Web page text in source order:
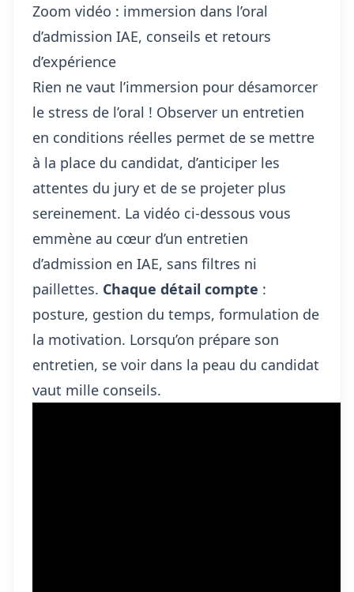
Zoom vidéo : immersion dans l’oral
d’admission IAE, conseils et retours
d’expérience
Rien ne vaut l’immersion pour désamorcer
le stress de l’oral ! Observer un entretien
en conditions réelles permet de se mettre
à la place du candidat, d’anticiper les
attentes du jury et de se projeter plus
sereinement. La vidéo ci-dessous vous
emmène au cœur d’un entretien
d’admission en IAE, sans filtres ni
paillettes. Chaque détail compte :
posture, gestion du temps, formulation de
la motivation. Lorsqu’on prépare son
entretien, se voir dans la peau du candidat
vaut mille conseils.